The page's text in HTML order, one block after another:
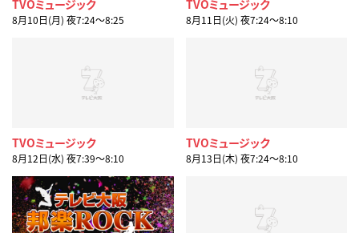
TVOミュージック
8月10日(月) 夜7:24〜8:25
TVOミュージック
8月11日(火) 夜7:24〜8:10
TVOミュージック
8月12日(水) 夜7:39〜8:10
TVOミュージック
8月13日(木) 夜7:24〜8:10